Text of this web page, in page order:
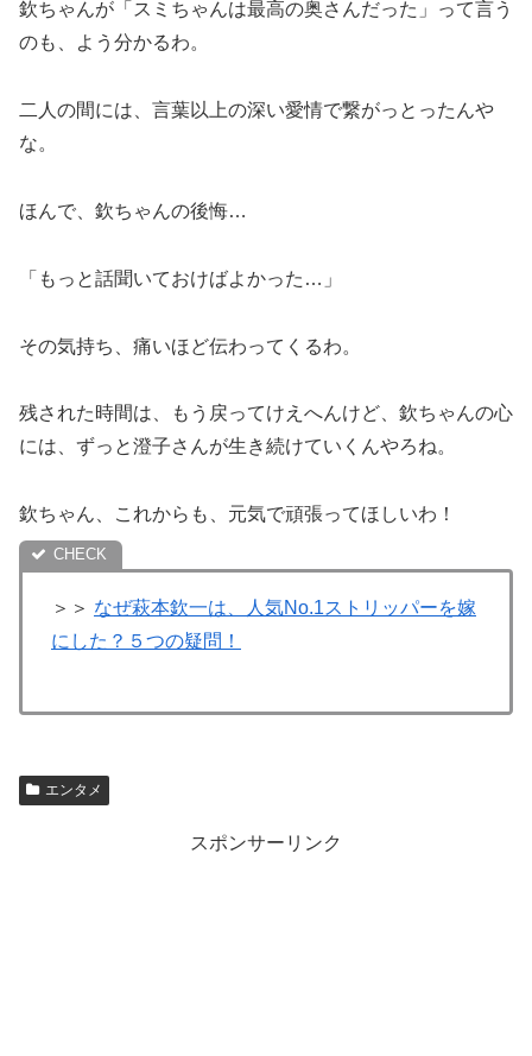
欽ちゃんが「スミちゃんは最高の奥さんだった」って言う
のも、よう分かるわ。
二人の間には、言葉以上の深い愛情で繋がっとったんや
な。
ほんで、欽ちゃんの後悔…
「もっと話聞いておけばよかった…」
その気持ち、痛いほど伝わってくるわ。
残された時間は、もう戻ってけえへんけど、欽ちゃんの心
には、ずっと澄子さんが生き続けていくんやろね。
欽ちゃん、これからも、元気で頑張ってほしいわ！
＞＞ なぜ萩本欽一は、人気No.1ストリッパーを嫁
にした？５つの疑問！
エンタメ
スポンサーリンク